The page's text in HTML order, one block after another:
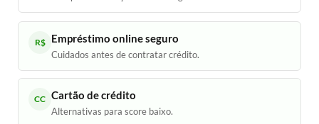
R$ Empréstimo online seguro
Cuidados antes de contratar crédito.
CC Cartão de crédito
Alternativas para score baixo.